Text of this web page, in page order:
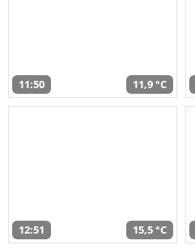
11:50 11,9 °C
12:51 15,5 °C